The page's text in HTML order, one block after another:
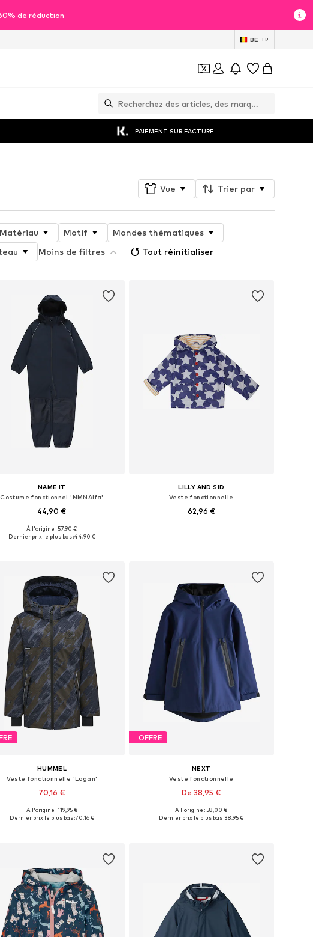
de réduction
BE FR
PAIEMENT SUR FACTURE
Vue Trier par
Matériau Motif
Mondes thématiques
Moins de filtres Tout réinitialiser
NAME IT
Costume fonctionnel 'NMNAlfa'
44,90 €
Disponible en plusieurs tailles
À l'origine : 57,90 €
Dernier prix le plus bas :44,90 €
LILLY AND SID
Veste fonctionnelle
62,96 €
HUMMEL
Veste fonctionnelle 'Logan'
70,16 €
Disponible en plusieurs tailles
À l'origine : 119,95 €
Dernier prix le plus bas :70,16 €
OFFRE
NEXT
Veste fonctionnelle
De 38,95 €
+2
Disponible en plusieurs tailles
À l'origine : 58,00 €
Dernier prix le plus bas :38,95 €